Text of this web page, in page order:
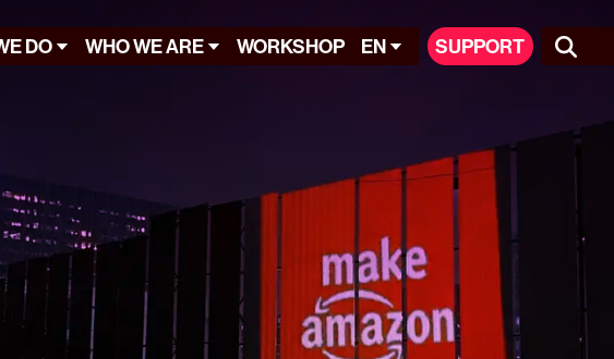
DO WHO WE ARE WORKSHOP EN SUPPORT